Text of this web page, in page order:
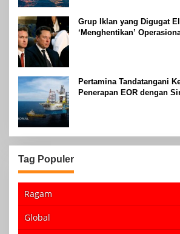
Grup Iklan yang Digugat
‘Menghentikan’
Pertamina Tandatangani
Penerapan EOR dengan
Tag Populer
Ragam
Global